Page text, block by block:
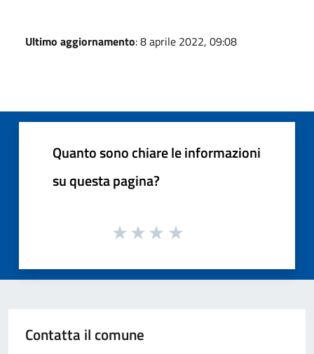
Ultimo aggiornamento: 8 aprile 2022, 09:08
Quanto sono chiare le informazioni
su questa pagina?
Contatta il comune